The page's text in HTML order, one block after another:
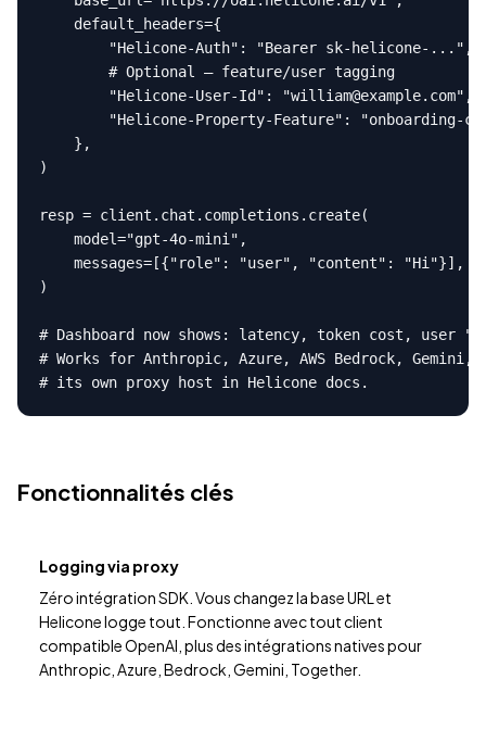
    default_headers={
        "Helicone-Auth": "Bearer sk-helicone-...",
        # Optional — feature/user tagging
        "Helicone-User-Id": "william@example.com",
"Helicone-Property-Feature": "onboarding-
    },
)
resp = client.chat.completions.create(
    model="gpt-4o-mini",
    messages=[{"role": "user", "content": "Hi"}],
)
# Dashboard now shows: latency, token cost, user
# Works for Anthropic, Azure, AWS Bedrock,
# its own proxy host in Helicone docs.
Fonctionnalités clés
Logging via proxy
Zéro intégration SDK. Vous changez la base URL et
Helicone logge tout. Fonctionne avec tout client
compatible OpenAI, plus des intégrations natives pour
Anthropic, Azure, Bedrock, Gemini, Together.